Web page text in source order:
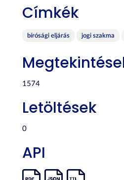
Címkék
bírósági eljárás jogi szakma
1574
Letöltések
0
API